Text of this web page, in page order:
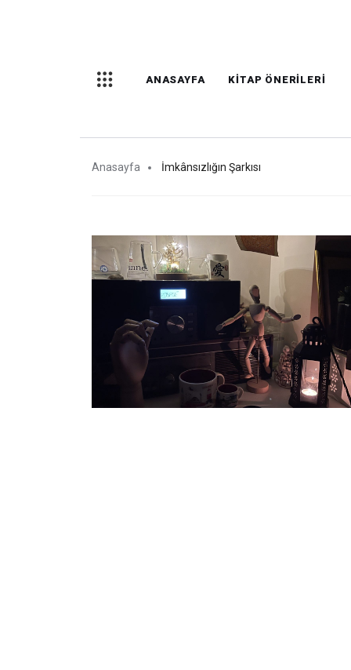
ANASAYFA KITAP ÖNERILERI
Anasayfa İmkânsızlığın Şarkısı